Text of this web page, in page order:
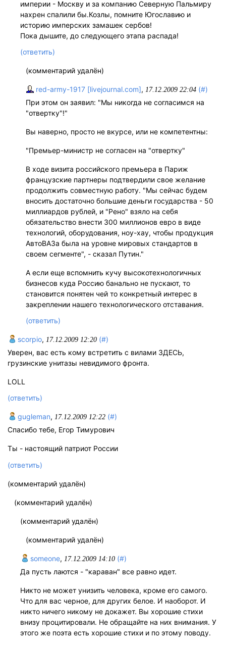
империи - Москву и за компанию Северную Пальмиру
нахрен спалили бы.Козлы, помните Югославию и
историю имперских замашек сербов!
Пока дышите, до следующего этапа распада!
(ответить)
(комментарий удалён)
red-army-1917 [livejournal.com], 17.12.2009 22:04 (#)
При этом он заявил: "Мы никогда не согласимся на
"отвертку"!"
Вы наверно, просто не вкурсе, или не компетентны:
"Премьер-министр не согласен на "отвертку"
В ходе визита российского премьера в Париж
французские партнеры подтвердили свое желание
продолжить совместную работу. "Мы сейчас будем
вносить достаточно большие деньги государства - 50
миллиардов рублей, и "Рено" взяло на себя
обязательство внести 300 миллионов евро в виде
технологий, оборудования, ноу-хау, чтобы продукция
АвтоВАЗа была на уровне мировых стандартов в
своем сегменте", - сказал Путин."
А если еще вспомнить кучу высокотехнологичных
бизнесов куда Россию банально не пускают, то
становится понятен чей то конкретный интерес в
закреплении нашего технологического отставания.
(ответить)
scorpio, 17.12.2009 12:20 (#)
Уверен, вас есть кому встретить с вилами ЗДЕСЬ,
грузинские унитазы невидимого фронта.
LOLL
(ответить)
gugleman, 17.12.2009 12:22 (#)
Спасибо тебе, Егор Тимурович
Ты - настоящий патриот России
(ответить)
(комментарий удалён)
(комментарий удалён)
(комментарий удалён)
(комментарий удалён)
someone, 17.12.2009 14:10 (#)
Да пусть лаются - "караван" все равно идет.
Никто не может унизить человека, кроме его самого.
Что для вас черное, для других белое. И наоборот. И
никто ничего никому не докажет. Вы хорошие стихи
внизу процитировали. Не обращайте на них внимания. У
этого же поэта есть хорошие стихи и по этому поводу.